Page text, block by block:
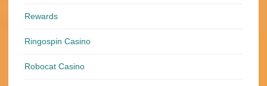
Rewards
Ringospin Casino
Robocat Casino